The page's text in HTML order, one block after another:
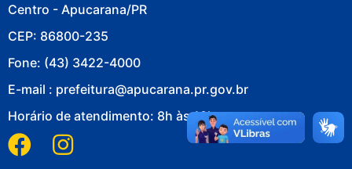
Centro - Apucarana/PR
CEP: 86800-235
Fone: (43) 3422-4000
E-mail : prefeitura@apucarana.pr.gov.br
Horário de atendimento: 8h às 18h